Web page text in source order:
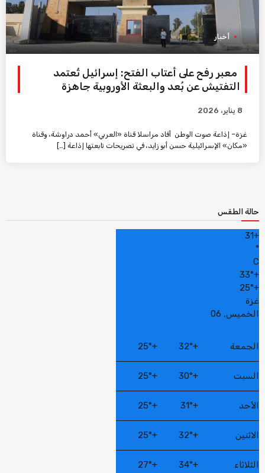
أخبار
معبر رفح على أعتاب الفتح: إسرائيل تُعتمد
التفتيش عن بُعد والبعثة الأوروبية جاهزة
8 يناير، 2026
غزة– إذاعة صوت الوطن أفاد مراسلا قناة «العربي» أحمد دراوشة، وقناة
«مكان» الإسرائيلية حسن أبو زايد، في تصريحات تابعتها إذاعة […]
حالة الطقس
+
31
°
C
+
33°
+
25°
غزة
الخميس, 06
الجمعة +
32°
+
25°
السبت +
30°
+
25°
الأحد +
31°
+
25°
الاثنين +
32°
+
25°
الثلاثاء +
34°
+
27°